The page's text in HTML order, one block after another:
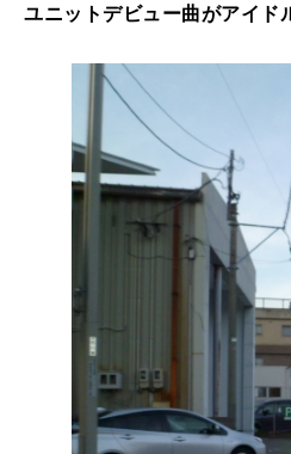
ユニットデビュー曲がアイド